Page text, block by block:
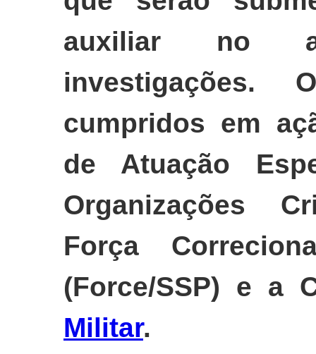
auxiliar no
investigações.
cumpridos em
de Atuação
Organizações
Força
(Force/SSP) e a
Militar.